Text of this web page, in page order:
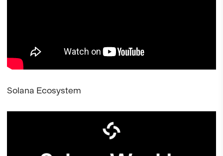
Solana Ecosystem